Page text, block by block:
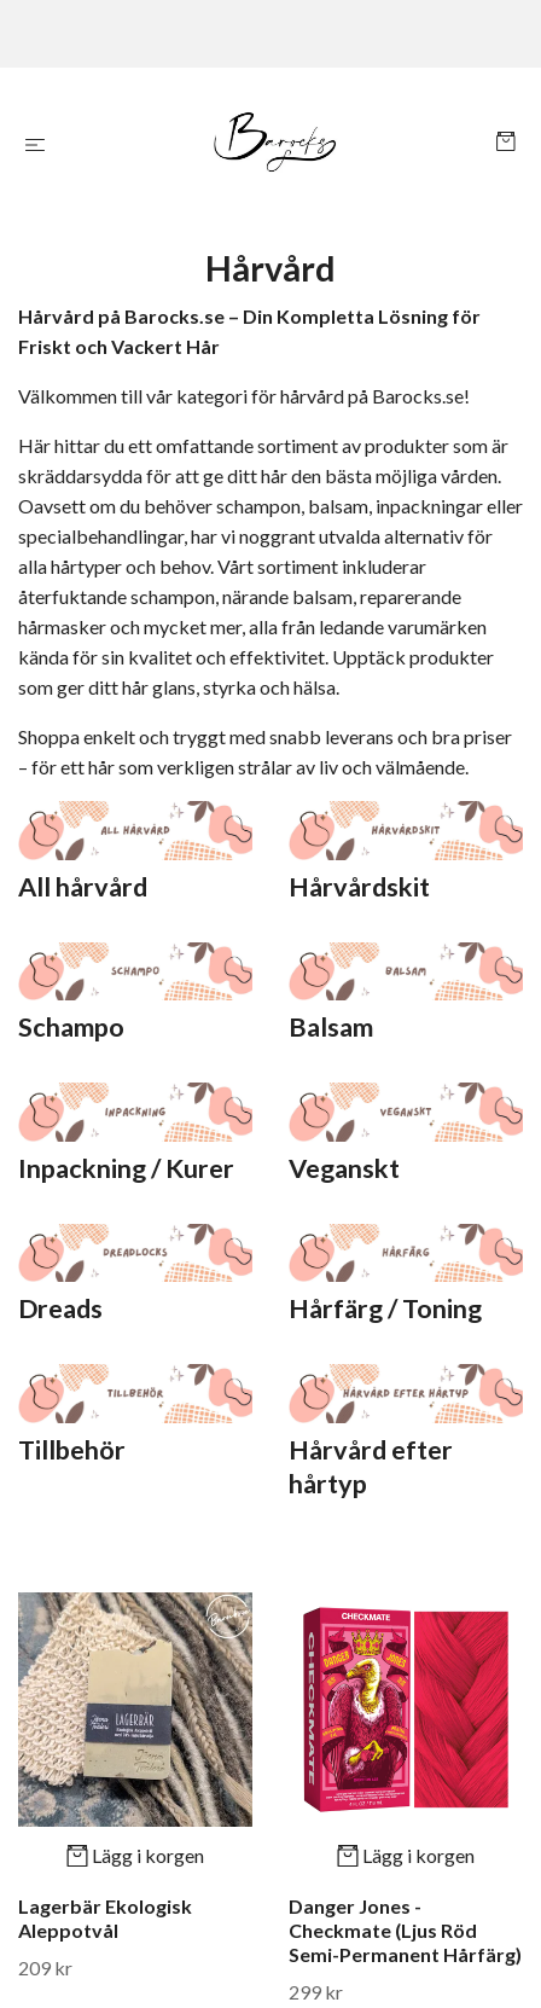
Hårvård
Hårvård på Barocks.se – Din Kompletta Lösning för
Friskt och Vackert Hår
Välkommen till vår kategori för hårvård på Barocks.se!
Här hittar du ett omfattande sortiment av produkter som är
skräddarsydda för att ge ditt hår den bästa möjliga vården.
Oavsett om du behöver schampon, balsam, inpackningar eller
specialbehandlingar, har vi noggrant utvalda alternativ för
alla hårtyper och behov. Vårt sortiment inkluderar
återfuktande schampon, närande balsam, reparerande
hårmasker och mycket mer, alla från ledande varumärken
kända för sin kvalitet och effektivitet. Upptäck produkter
som ger ditt hår glans, styrka och hälsa.
Shoppa enkelt och tryggt med snabb leverans och bra priser
– för ett hår som verkligen strålar av liv och välmående.
All hårvård Hårvårdskit
Schampo Balsam
Inpackning / Kurer Veganskt
Dreads Hårfärg / Toning
Tillbehör
Hårvård efter
hårtyp
Lägg i korgen
Lagerbär Ekologisk
Aleppotvål
209 kr
Lägg i korgen
Danger Jones -
Checkmate (Ljus Röd
Semi-Permanent Hårfärg)
299 kr